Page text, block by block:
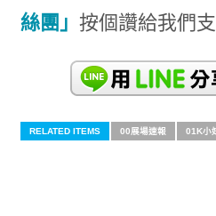
絲團」 按個讚給我們支
RELATED ITEMS 00展場速報 01K小